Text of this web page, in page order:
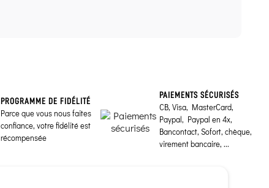
PROGRAMME DE FIDÉLITÉ
Parce que vous nous faites
confiance, votre fidélité est
récompensée
PAIEMENTS SÉCURISÉS
CB, Visa, MasterCard,
Paypal, Paypal en 4x,
Bancontact, Sofort, chèque,
virement bancaire, ...